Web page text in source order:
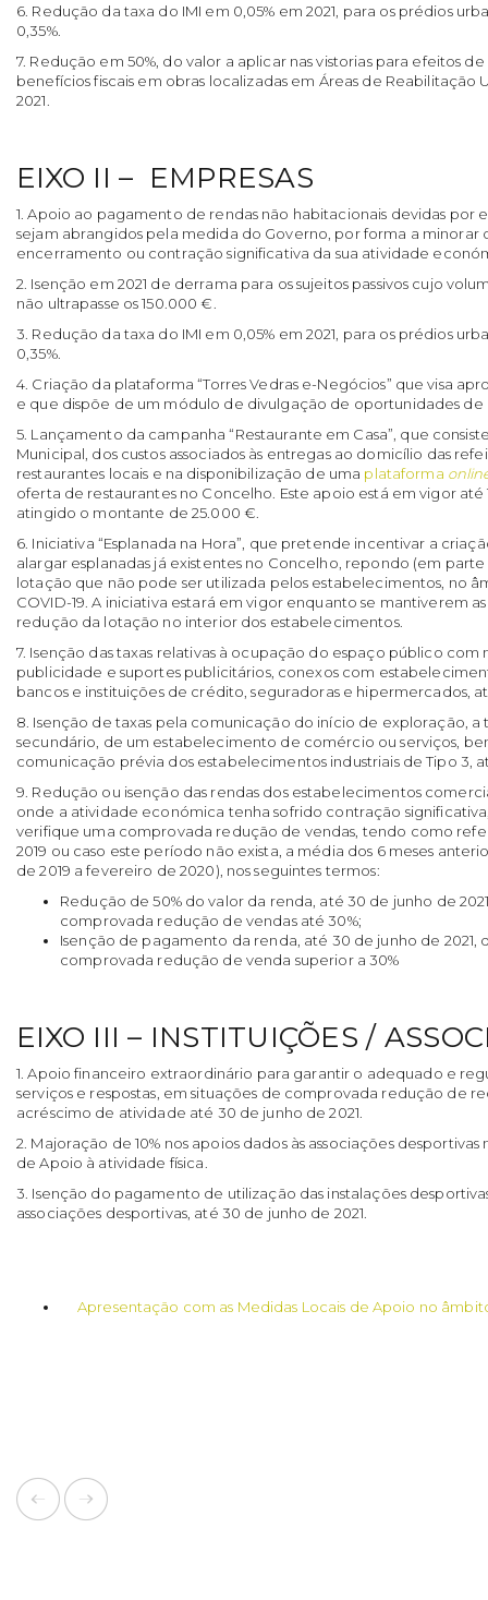
6. Redução da taxa do IMI em 0,05% em 2021, para os prédios
0,35%.
7. Redução em 50%, do valor a aplicar nas vistorias para efeitos
benefícios fiscais em obras localizadas em Áreas de Reabilitação
2021.
EIXO II – EMPRESAS
1. Apoio ao pagamento de rendas não habitacionais devidas por
sejam abrangidos pela medida do Governo, por forma a minorar
encerramento ou contração significativa da sua atividade
2. Isenção em 2021 de derrama para os sujeitos passivos cujo
não ultrapasse os 150.000 €.
3. Redução da taxa do IMI em 0,05% em 2021, para os prédios
0,35%.
4. Criação da plataforma “Torres Vedras e-Negócios” que visa
e que dispõe de um módulo de divulgação de oportunidades
5. Lançamento da campanha “Restaurante em Casa”, que
Municipal, dos custos associados às entregas ao domicílio das
restaurantes locais e na disponibilização de uma plataforma
oferta de restaurantes no Concelho. Este apoio está em vigor até
atingido o montante de 25.000 €.
6. Iniciativa “Esplanada na Hora”, que pretende incentivar a
alargar esplanadas já existentes no Concelho, repondo (em
lotação que não pode ser utilizada pelos estabelecimentos, no
COVID-19. A iniciativa estará em vigor enquanto se mantiverem
redução da lotação no interior dos estabelecimentos.
7. Isenção das taxas relativas à ocupação do espaço público
publicidade e suportes publicitários, conexos com
bancos e instituições de crédito, seguradoras e hipermercados,
8. Isenção de taxas pela comunicação do início de exploração, a
secundário, de um estabelecimento de comércio ou serviços,
comunicação prévia dos estabelecimentos industriais de Tipo 3,
9. Redução ou isenção das rendas dos estabelecimentos
onde a atividade económica tenha sofrido contração
verifique uma comprovada redução de vendas, tendo como
2019 ou caso este período não exista, a média dos 6 meses
de 2019 a fevereiro de 2020), nos seguintes termos:
Redução de 50% do valor da renda, até 30 de junho de
comprovada redução de vendas até 30%;
Isenção de pagamento da renda, até 30 de junho de 2021,
comprovada redução de venda superior a 30%
EIXO III – INSTITUIÇÕES /
1. Apoio financeiro extraordinário para garantir o adequado e
serviços e respostas, em situações de comprovada redução de
acréscimo de atividade até 30 de junho de 2021.
2. Majoração de 10% nos apoios dados às associações
de Apoio à atividade física.
3. Isenção do pagamento de utilização das instalações
associações desportivas, até 30 de junho de 2021.
Apresentação com as Medidas Locais de Apoio no